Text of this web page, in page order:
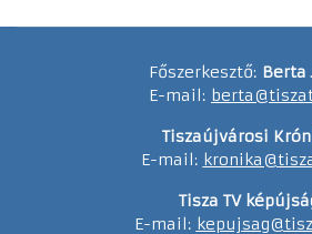
Főszerkesztő: Berta
E-mail:
Tiszaújvárosi
E-mail:
Tisza TV
E-mail: